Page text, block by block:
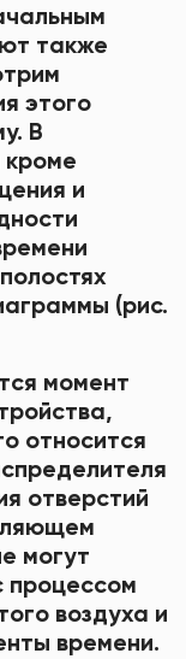
также
этого
В
кроме
и
(рис.
момент
относится
отверстий
могут
процессом
воздуха и
времени.